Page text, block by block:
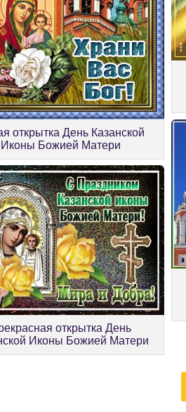
открытка День Казанской
Иконы Божией Матери
открытка День
Иконы Божией Матери